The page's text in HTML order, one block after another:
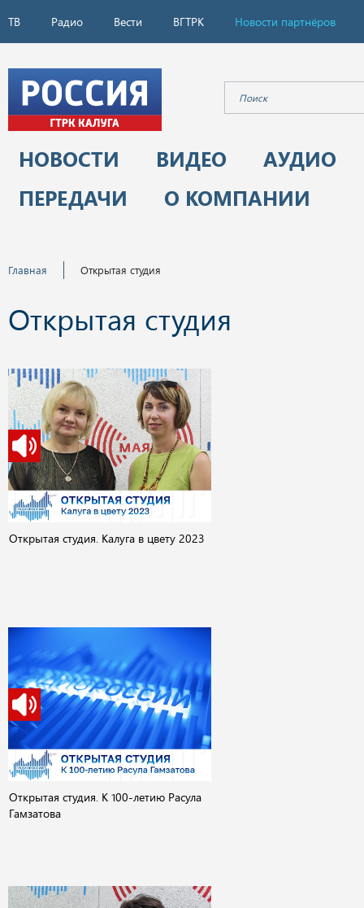
ТВ Радио Вести ВГТРК Новости партнёров
НОВОСТИ ВИДЕО
АУДИО
ПЕРЕДАЧИ
О КОМПАНИИ
Главная Открытая студия
Открытая студия
Открытая студия. Калуга в цвету 2023
Открытая студия. К 100-летию Расула
Гамзатова